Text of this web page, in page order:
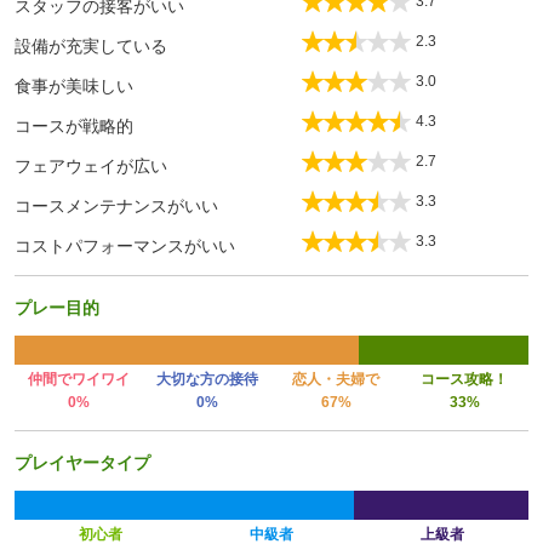
スタッフの接客がいい
設備が充実している 2.3
食事が美味しい 3.0
コースが戦略的 4.3
フェアウェイが広い 2.7
コースメンテナンスがいい 3.3
コストパフォーマンスがいい 3.3
プレー目的
仲間でワイワイ 大切な方の接待 恋人・夫婦で
コース攻略！
0%
0% 67% 33%
プレイヤータイプ
初心者 中級者
上級者